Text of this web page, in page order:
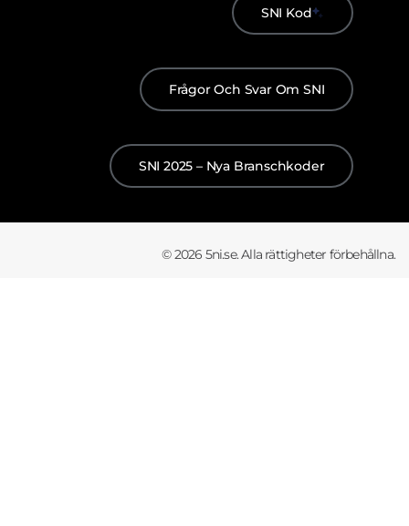
SNI Kod
Frågor Och Svar Om SNI
SNI 2025 – Nya Branschkoder
© 2026 5ni.se. Alla rättigheter förbehållna.